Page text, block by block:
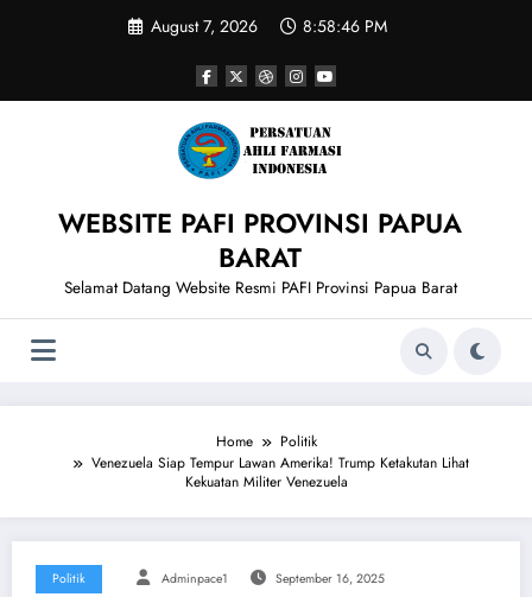
August 7, 2026 8:58:47 PM
WEBSITE PAFI PROVINSI PAPUA
BARAT
Selamat Datang Website Resmi PAFI Provinsi Papua Barat
Home
Politik
Venezuela Siap Tempur Lawan Amerika! Trump Ketakutan Lihat
Kekuatan Militer Venezuela
Politik Adminpace1 September 16, 2025